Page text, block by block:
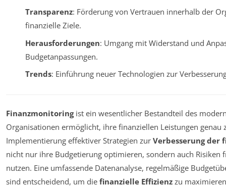
Transparenz: Förderung von Vertrauen innerhalb der
finanzielle Ziele.
Herausforderungen: Umgang mit Widerstand und
Budgetanpassungen.
Trends: Einführung neuer Technologien zur
Finanzmonitoringist ein wesentlicher Bestandteil des
Organisationen ermöglicht, ihre finanziellen Leistungen
Implementierung effektiver Strategien zur Verbesserung der
nicht nur ihre Budgetierung optimieren, sondern auch Risiken
nutzen. Eine umfassende Datenanalyse, regelmäßige
sind entscheidend, um die finanzielle Effizienz zu